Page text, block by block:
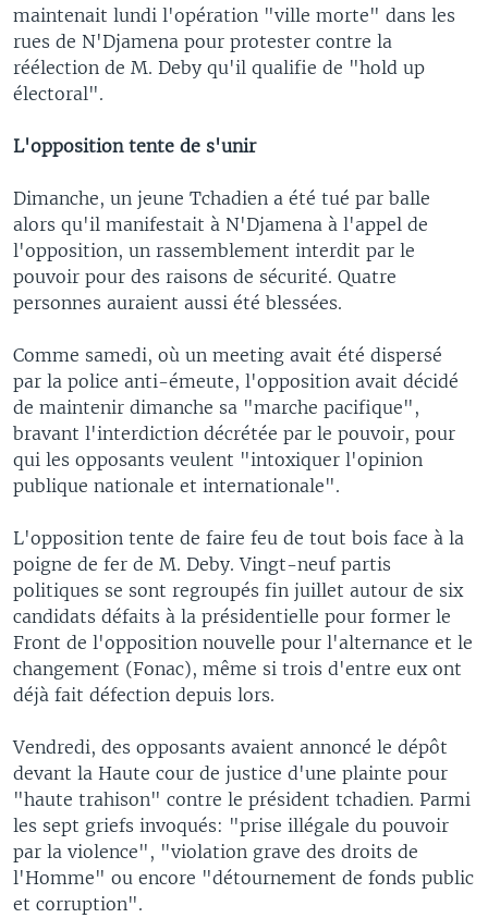
maintenait lundi l'opération "ville morte" dans les
rues de N'Djamena pour protester contre la
réélection de M. Deby qu'il qualifie de "hold up
électoral".
L'opposition tente de s'unir
Dimanche, un jeune Tchadien a été tué par balle
alors qu'il manifestait à N'Djamena à l'appel de
l'opposition, un rassemblement interdit par le
pouvoir pour des raisons de sécurité. Quatre
personnes auraient aussi été blessées.
Comme samedi, où un meeting avait été dispersé
par la police anti-émeute, l'opposition avait décidé
de maintenir dimanche sa "marche pacifique",
bravant l'interdiction décrétée par le pouvoir, pour
qui les opposants veulent "intoxiquer l'opinion
publique nationale et internationale".
L'opposition tente de faire feu de tout bois face à la
poigne de fer de M. Deby. Vingt-neuf partis
politiques se sont regroupés fin juillet autour de six
candidats défaits à la présidentielle pour former le
Front de l'opposition nouvelle pour l'alternance et le
changement (Fonac), même si trois d'entre eux ont
déjà fait défection depuis lors.
Vendredi, des opposants avaient annoncé le dépôt
devant la Haute cour de justice d'une plainte pour
"haute trahison" contre le président tchadien. Parmi
les sept griefs invoqués: "prise illégale du pouvoir
par la violence", "violation grave des droits de
l'Homme" ou encore "détournement de fonds public
et corruption".